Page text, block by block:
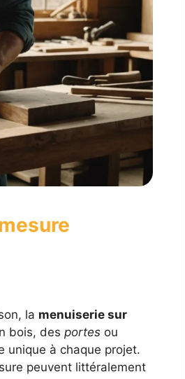
la menuiserie sur
bois, des portes ou
unique à chaque projet.
peuvent littéralement